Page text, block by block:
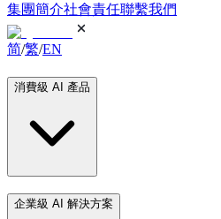
集團簡介社會責任聯繫我們
简/繁/EN
消費級 AI 產品
企業級 AI 解決方案